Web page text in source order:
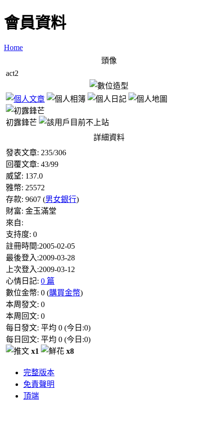
會員資料
Home
頭像
act2
初露鋒芒
詳細資料
發表文章: 235/306
回覆文章: 43/99
威望: 137.0
雅幣: 25572
存款: 9607 (男女銀行)
財富: 金玉滿堂
來自:
支持度: 0
註冊時間:2005-02-05
最後登入:2009-03-28
上次登入:2009-03-12
心情日記: 0 篇
數位金幣: 0 (購買金幣)
本周發文: 0
本周回文: 0
每日發文: 平均 0 (今日:0)
每日回文: 平均 0 (今日:0)
x1
x8
完整版本
免責聲明
頂端